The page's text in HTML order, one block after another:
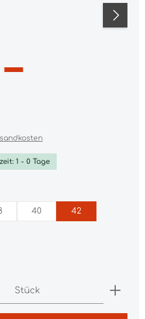
1 - 0 Tage
40 42
den gewünschten
Stück